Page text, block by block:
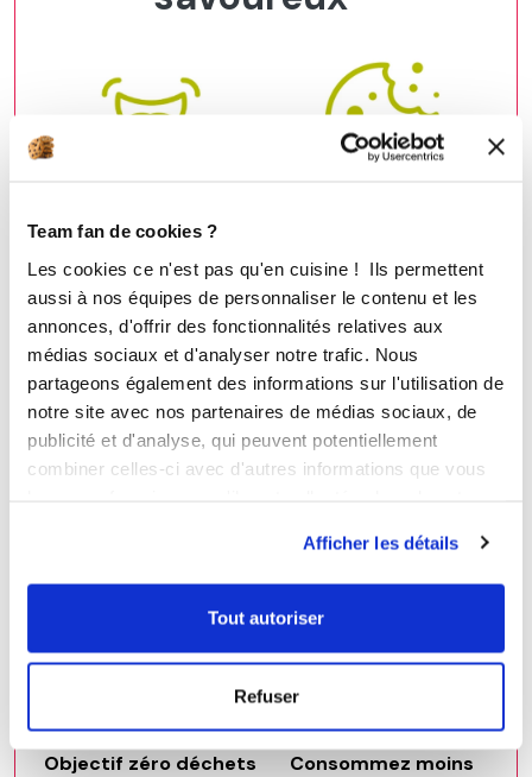
Team fan de cookies ?
Les cookies ce n'est pas qu'en cuisine ! Ils permettent
aussi à nos équipes de personnaliser le contenu et les
annonces, d'offrir des fonctionnalités relatives aux
médias sociaux et d'analyser notre trafic. Nous
partageons également des informations sur l'utilisation de
notre site avec nos partenaires de médias sociaux, de
publicité et d'analyse, qui peuvent potentiellement
combiner celles-ci avec d'autres informations que vous
Afficher les détails
Tout autoriser
Refuser
Plus de goût !
La mise sous vide
intensifie la diffusion des
goûts et des parfums
entre eux, un festival
pour vos papilles.
Le Be save conserve le
croustillant et le
croquant de tous vos
aliments.
- Préservez la planète -
Objectif zéro déchets
Consommez moins